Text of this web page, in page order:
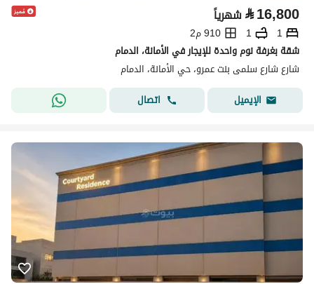
⃁16,800 شهرياً
1
1
910 م2
شقة بغرفة نوم واحدة للإيجار في الأمانة، الدمام
شارع شارع سلمى بنت عمرو، حي الأمانة، الدمام
الإيميل
اتصال